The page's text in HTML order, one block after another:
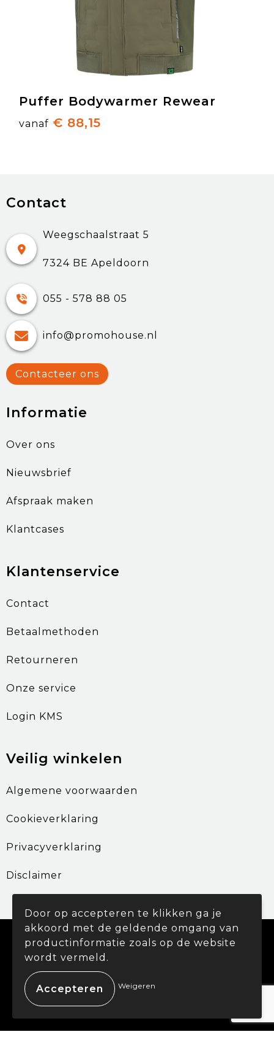
Puffer Bodywarmer Rewear
vanaf € 88,15
Contact
Weegschaalstraat 5
7324 BE Apeldoorn
055 - 578 88 05
info@promohouse.nl
Contacteer ons
Informatie
Over ons
Nieuwsbrief
Afspraak maken
Klantcases
Klantenservice
Contact
Betaalmethoden
Retourneren
Onze service
Login KMS
Veilig winkelen
Algemene voorwaarden
Cookieverklaring
Privacyverklaring
Disclaimer
© Copyright Promohouse 2024
Door op accepteren te klikken ga je
akkoord met de geldende omgang van
productinformatie zoals op de website
wordt vermeld.
Weigeren